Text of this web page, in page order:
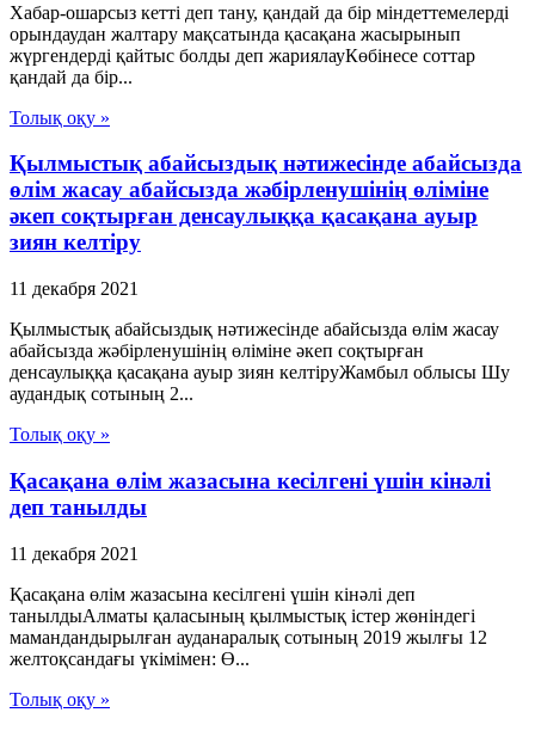
Хабар-ошарсыз кетті деп тану, қандай да бір міндеттемелерді
орындаудан жалтару мақсатында қасақана жасырынып
жүргендерді қайтыс болды деп жариялауКөбінесе соттар
қандай да бір...
Толық оқу »
Қылмыстық абайсыздық нәтижесінде абайсызда
өлім жасау абайсызда жәбірленушінің өліміне
әкеп соқтырған денсаулыққа қасақана ауыр
зиян келтіру
11 декабря 2021
Қылмыстық абайсыздық нәтижесінде абайсызда өлім жасау
абайсызда жәбірленушінің өліміне әкеп соқтырған
денсаулыққа қасақана ауыр зиян келтіруЖамбыл облысы Шу
аудандық сотының 2...
Толық оқу »
Қасақана өлім жазасына кесілгені үшін кінәлі
деп танылды
11 декабря 2021
Қасақана өлім жазасына кесілгені үшін кінәлі деп
танылдыАлматы қаласының қылмыстық істер жөніндегі
мамандандырылған ауданаралық сотының 2019 жылғы 12
желтоқсандағы үкімімен: Ө...
Толық оқу »